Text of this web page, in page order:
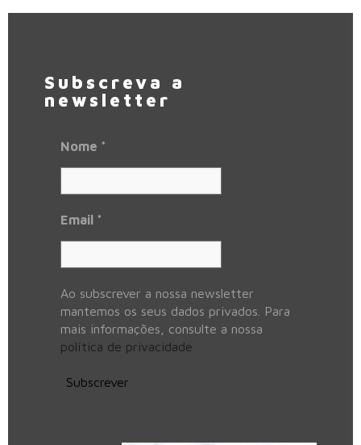
Subscreva a
newsletter
Nome *
Email *
Ao subscrever a nossa newsletter
mantemos os seus dados privados. Para
mais informações, consulte a nossa
política de privacidade